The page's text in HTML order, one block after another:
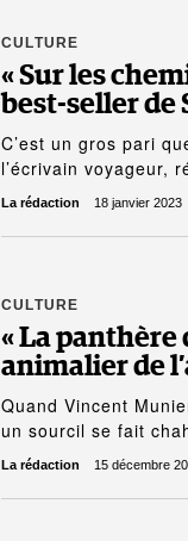
CULTURE
« Sur les
best-seller de
C’est un gros pari
l’écrivain voyageur,
La rédaction 18 janvier 2023
CULTURE
« La panthère
animalier de
Quand Vincent
un sourcil se fait
La rédaction 15 décembre